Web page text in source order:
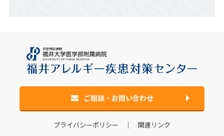
アレルギー
ご相談・お問い合わせ
プライバシーポリシー ｜ 関連リンク